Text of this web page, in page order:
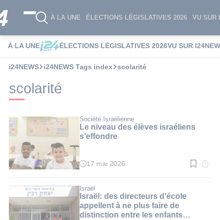
À LA UNE ÉLECTIONS LÉGISLATIVES 2026 VU SUR
À LA UNE ÉLECTIONS LÉGISLATIVES 2026VU SUR
i24NEWS i24NEWS Tags index scolarité
scolarité
Société Israélienne
Le niveau des élèves israéliens
s’effondre
Temps
:
3
min.
17 mai 2026
Israël
Israël: des directeurs d'école
appellent à ne plus faire de
distinction entre les enfants